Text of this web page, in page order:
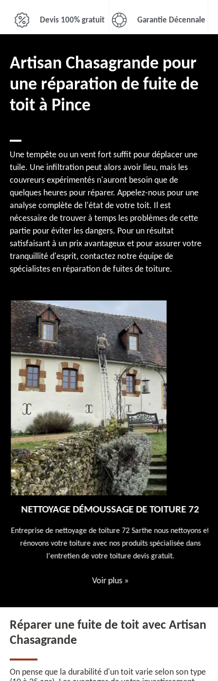
Devis 100% gratuit Garantie Décennale
Artisan Chasagrande pour
une réparation de fuite de
toit à Pince
Une tempête ou un vent fort suffit pour déplacer une
tuile. Une infiltration peut alors avoir lieu, mais les
couvreurs expérimentés n'auront besoin que de
quelques heures pour réparer. Appelez-nous pour une
analyse complète de l'état de votre toit. Il est
nécessaire de trouver à temps les problèmes de cette
partie pour éviter les dangers. Pour un résultat
satisfaisant à un prix avantageux et pour assurer votre
tranquillité d'esprit, contactez notre équipe de
spécialistes en réparation de fuites de toiture.
NETTOYAGE DÉMOUSSAGE DE TOITURE 72
Entreprise de nettoyage de toiture 72 Sarthe nous nettoyons et
rénovons votre toiture avec nos produits spécialisée dans
l'entretien de votre toiture devis gratuit.
Voir plus »
Réparer une fuite de toit avec Artisan
Chasagrande
On pense que la durabilité d'un toit varie selon son type